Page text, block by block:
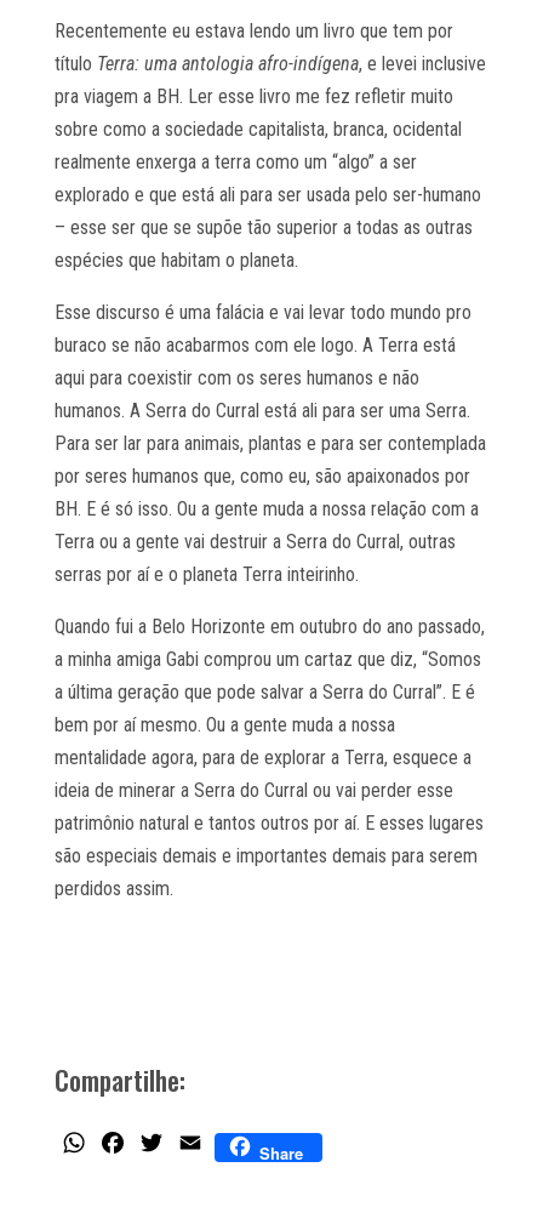
Recentemente eu estava lendo um livro que tem por
título Terra: uma antologia afro-indígena, e levei inclusive
pra viagem a BH. Ler esse livro me fez refletir muito
sobre como a sociedade capitalista, branca, ocidental
realmente enxerga a terra como um “algo” a ser
explorado e que está ali para ser usada pelo ser-humano
– esse ser que se supõe tão superior a todas as outras
espécies que habitam o planeta.
Esse discurso é uma falácia e vai levar todo mundo pro
buraco se não acabarmos com ele logo. A Terra está
aqui para coexistir com os seres humanos e não
humanos. A Serra do Curral está ali para ser uma Serra.
Para ser lar para animais, plantas e para ser contemplada
por seres humanos que, como eu, são apaixonados por
BH. E é só isso. Ou a gente muda a nossa relação com a
Terra ou a gente vai destruir a Serra do Curral, outras
serras por aí e o planeta Terra inteirinho.
Quando fui a Belo Horizonte em outubro do ano passado,
a minha amiga Gabi comprou um cartaz que diz, “Somos
a última geração que pode salvar a Serra do Curral”. E é
bem por aí mesmo. Ou a gente muda a nossa
mentalidade agora, para de explorar a Terra, esquece a
ideia de minerar a Serra do Curral ou vai perder esse
patrimônio natural e tantos outros por aí. E esses lugares
são especiais demais e importantes demais para serem
perdidos assim.
Compartilhe:
WhatsAppFacebook
TwitterEmail Share